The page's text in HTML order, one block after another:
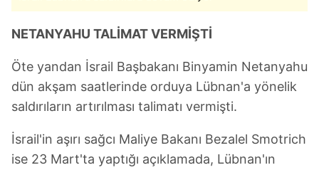
NETANYAHU TALİMAT VERMİŞTİ
Öte yandan İsrail Başbakanı Binyamin Netanyahu
dün akşam saatlerinde orduya Lübnan'a yönelik
saldırıların artırılması talimatı vermişti.
İsrail'in aşırı sağcı Maliye Bakanı Bezalel Smotrich
ise 23 Mart'ta yaptığı açıklamada, Lübnan'ın